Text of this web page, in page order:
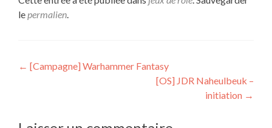
lepermalien.
Navigation
← [Campagne] Warhammer Fantasy
[OS] JDR Naheulbeuk –
initiation →